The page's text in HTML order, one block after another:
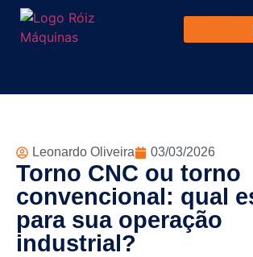
Leonardo Oliveira 03/03/2026
Torno CNC ou torno
convencional: qual
para sua operação
industrial?